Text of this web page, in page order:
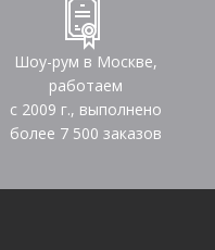
Шоу-рум в Москве,
работаем
с 2009 г., выполнено
более 7 500 заказов